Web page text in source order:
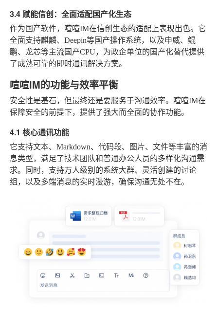
3.4 赋能信创：全面适配国产化生态
作为国产软件，喧喧IM在信创生态的适配上表现出色。它
全面支持麒麟、Deepin等国产操作系统，以及申威、鲲
鹏、龙芯等主流国产CPU，为政企单位的国产化替代提供
了成熟可靠的即时通讯解决方案。
喧喧IM的功能与效率平衡
安全性是基石，但最终还是要服务于沟通效率。喧喧IM在
保障安全的前提下，提供了强大而全面的协作功能。
4.1 核心通讯功能
它支持文本、Markdown、代码段、图片、文件等丰富的消
息类型，满足了技术团队和普通办公人员的多样化沟通需
求。同时，支持万人级别的系统大群、灵活创建的讨论
组，以及多端消息的实时漫游，确保沟通无处不在。